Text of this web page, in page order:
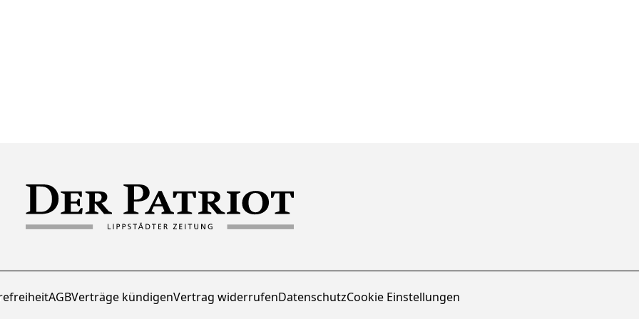
AGBVerträge kündigenVertrag widerrufenDatenschutzCookie Einstellungen